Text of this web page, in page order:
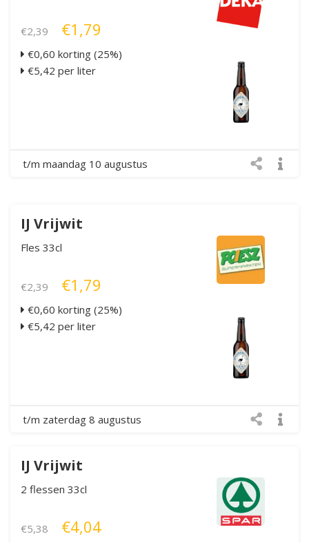
€2,39 €1,79
€0,60 korting (25%)
€5,42 per liter
t/m maandag 10 augustus
IJ Vrijwit
Fles 33cl
€2,39 €1,79
€0,60 korting (25%)
€5,42 per liter
t/m zaterdag 8 augustus
IJ Vrijwit
2 flessen 33cl
€5,38 €4,04